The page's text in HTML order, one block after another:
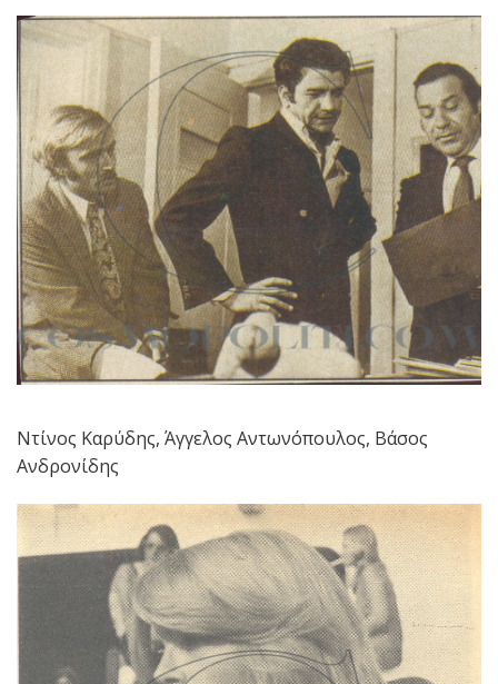
Ντίνος Καρύδης, Άγγελος Αντωνόπουλος, Βάσος
Ανδρονίδης